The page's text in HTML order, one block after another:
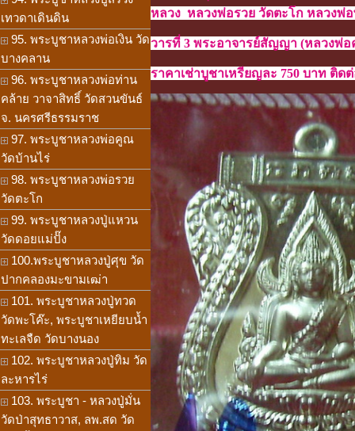
เทวดาเดินดิน
95. พระบูชาหลวงพ่อเงิน วัด
บางคลาน
96. พระบูชาหลวงพ่อท่าน
คล้าย วาจาสิทธิ์ วัดสวนขันธ์
จ. นครศรีธรรมราช
97. พระบูชาหลวงพ่อคูณ
วัดบ้านไร่
98. พระบูชาหลวงพ่อรวย
วัดตะโก
99. พระบูชาหลวงปู่แหวน
วัดดอยแม่ปั๊ง
100.พระบูชาหลวงปู่ศุข วัด
ปากคลองมะขามเฒ่า
101. พระบูชาหลวงปู่ทวด
วัดพะโค๊ะ, พระบูชาเหยียบน้ำ
ทะเลจืด วัดบางนอง
102. พระบูชาหลวงปู่ทิม วัด
ละหารไร่
103. พระบูชา - หลวงปู่มั่น
วัดป่าสุทธาวาส, ลพ.สด วัด
หลวง หลวงพ่อรวย วัดตะโก หลวงพ่
วารที่ 3 พระอาจารย์สัญญา (หลวงพ่
ราคาเช่าบูชาเหรียญละ 750 บาท ติด